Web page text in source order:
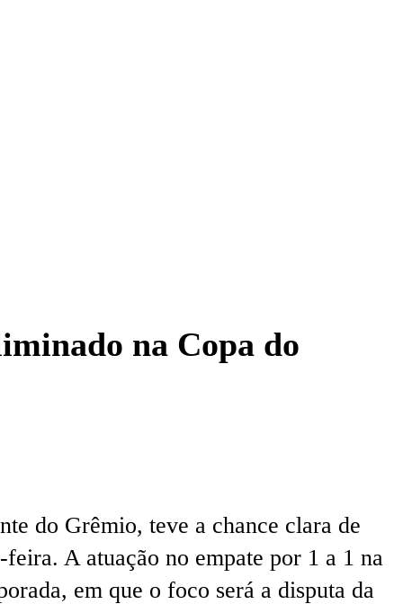
na Copa do
do Grêmio, teve a chance clara de
A atuação no empate por 1 a 1 na
em que o foco será a disputa da